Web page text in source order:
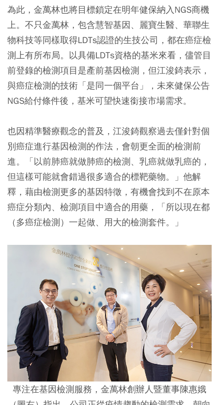
為此，金萬林也將目標鎖定在明年健保納入NGS商機
上。不只金萬林，包含慧智基因、麗寶生醫、華聯生
物科技等同樣取得LDTs認證的生技公司，都在癌症檢
測上有所布局。以具備LDTs資格的基米來看，儘管目
前登錄的檢測項目是產前基因檢測，但江浚錡表示，
與癌症檢測的技術「是同一個平台」，未來健保公告
NGS給付條件後，基米可望快速銜接市場需求。
也因精準醫療觀念的普及，江浚錡觀察過去僅針對個
別癌症進行基因檢測的作法，會朝更全面的檢測前
進。「以前肺癌就做肺癌的檢測、乳癌就做乳癌的，
但這樣可能就會錯過很多適合的標靶藥物。」他解
釋，藉由檢測更多的基因特徵，有機會找到不在原本
癌症分類內、檢測項目中適合的用藥，「所以現在都
（多癌症檢測）一起做、用大的檢測套件。」
專注在基因檢測服務，金萬林創辦人暨董事陳惠娥